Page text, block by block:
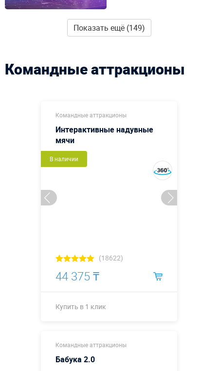
Показать ещё (149)
Командные аттракционы
Командные аттракционы
Интерактивные надувные
мячи
В наличии
(18622)
44 375 ₸
Купить в 1 клик
Командные аттракционы
Бабука 2.0